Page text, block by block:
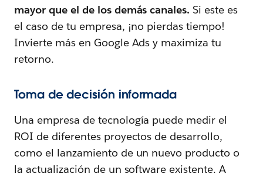
mayor que el de los demás canales.Si este es
el caso de tu empresa, ¡no pierdas tiempo!
Invierte más en Google Ads y maximiza tu
retorno.
Toma de decisión informada
Una empresa de tecnología puede medir el
ROI de diferentes proyectos de desarrollo,
como el lanzamiento de un nuevo producto o
la actualización de un software existente. A